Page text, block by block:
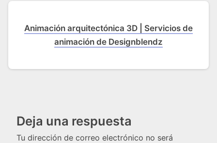
Animación arquitectónica 3D | Servicios de
animación de Designblendz
Deja una respuesta
Tu dirección de correo electrónico no será